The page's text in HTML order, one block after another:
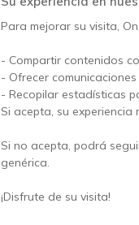
Para mejorar su visita,
- Compartir contenidos
- Ofrecer
- Recopilar estadísticas
Si acepta, su
Si no acepta, podrá
genérica.
¡Disfrute de su visita!